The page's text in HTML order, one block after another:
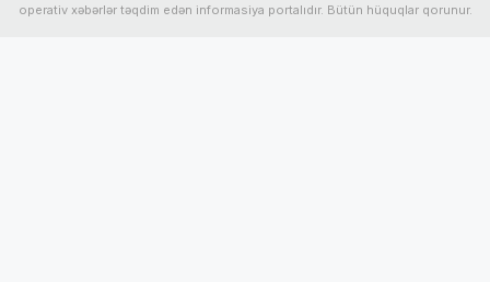
operativ xəbərlər təqdim edən informasiya portalıdır. Bütün hüquqlar qorunur.